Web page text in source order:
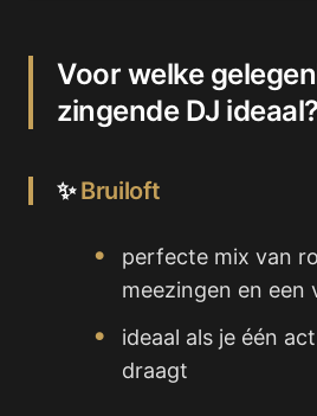
Voor welke
zingende DJ ideaal?
✨Bruiloft
perfecte mix van
meezingen en een
ideaal als je één
draagt